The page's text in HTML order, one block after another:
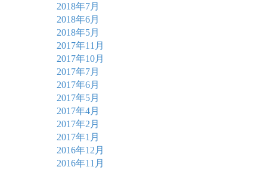
2018年7月
2018年6月
2018年5月
2017年11月
2017年10月
2017年7月
2017年6月
2017年5月
2017年4月
2017年2月
2017年1月
2016年12月
2016年11月